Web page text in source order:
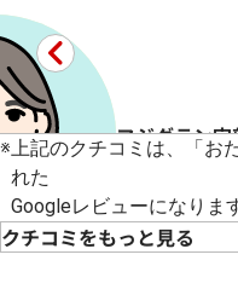
フジグラン宇部店 T様
★★★★★
古いプラダのバッグでし
続きを読む
※上記のクチコミは、「お
れた
Googleレビューになりま
クチコミをもっと見る